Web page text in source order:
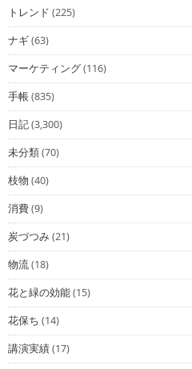
トレンド (225)
ナギ(63)
マーケティング(116)
手帳(835)
日記(3,300)
未分類(70)
枝物 (40)
消費(9)
炭づつみ(21)
物流(18)
花と緑の効能(15)
花保ち (14)
講演実績(17)